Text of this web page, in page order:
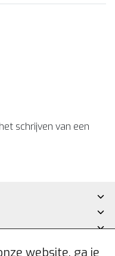
schrijven van een